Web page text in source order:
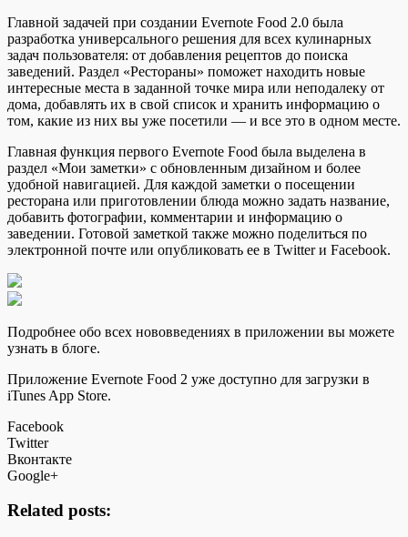
Главной задачей при создании Evernote Food 2.0 была
разработка универсального решения для всех кулинарных
задач пользователя: от добавления рецептов до поиска
заведений. Раздел «Рестораны» поможет находить новые
интересные места в заданной точке мира или неподалеку от
дома, добавлять их в свой список и хранить информацию о
том, какие из них вы уже посетили — и все это в одном месте.
Главная функция первого Evernote Food была выделена в
раздел «Мои заметки» с обновленным дизайном и более
удобной навигацией. Для каждой заметки о посещении
ресторана или приготовлении блюда можно задать название,
добавить фотографии, комментарии и информацию о
заведении. Готовой заметкой также можно поделиться по
электронной почте или опубликовать ее в Twitter и Facebook.
Подробнее обо всех нововведениях в приложении вы можете
узнать в блоге.
Приложение Evernote Food 2 уже доступно для загрузки в
iTunes App Store.
Facebook
Twitter
Вконтакте
Google+
Related posts: